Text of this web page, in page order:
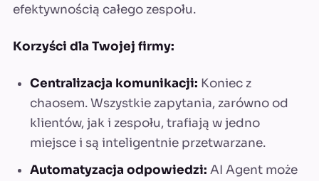
efektywnością całego zespołu.
Korzyści dla Twojej firmy:
Centralizacja komunikacji: Koniec z
chaosem. Wszystkie zapytania, zarówno od
klientów, jak i zespołu, trafiają w jedno
miejsce i są inteligentnie przetwarzane.
Automatyzacja odpowiedzi: AI Agent może